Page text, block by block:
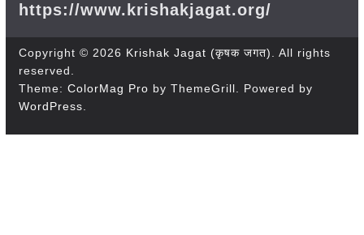
https://www.krishakjagat.org/
Copyright © 2026 Krishak Jagat (कृषक जगत). All rights
reserved.
Theme: ColorMag Pro by ThemeGrill. Powered by
WordPress.